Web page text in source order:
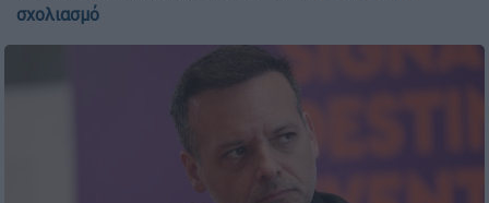
σχολιασμό